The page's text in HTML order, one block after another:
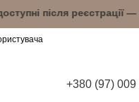
після
+380 (97) 009